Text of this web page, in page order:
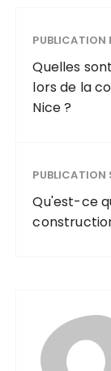
PUBLICATION
Quelles
lors de la
Nice ?
PUBLICATION
Qu'est-ce